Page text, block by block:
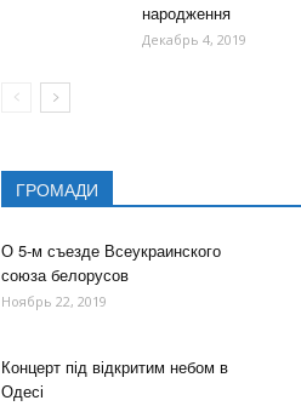
народження
Декабрь 4, 2019
ГРОМАДИ
О 5-м съезде Всеукраинского
союза белорусов
Ноябрь 22, 2019
Концерт під відкритим небом в
Одесі